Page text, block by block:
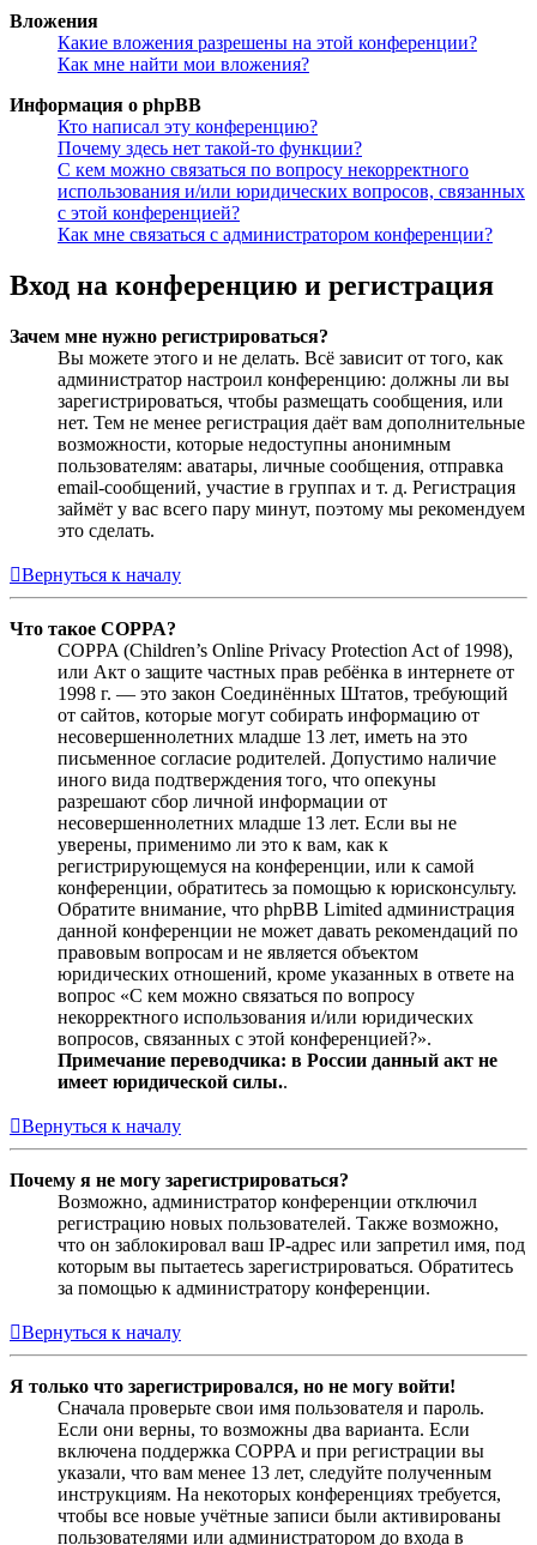
Вложения
Какие вложения разрешены на этой конференции?
Как мне найти мои вложения?
Информация о phpBB
Кто написал эту конференцию?
Почему здесь нет такой-то функции?
С кем можно связаться по вопросу некорректного
использования и/или юридических вопросов, связанных
с этой конференцией?
Как мне связаться с администратором конференции?
Вход на конференцию и регистрация
Зачем мне нужно регистрироваться?
Вы можете этого и не делать. Всё зависит от того, как
администратор настроил конференцию: должны ли вы
зарегистрироваться, чтобы размещать сообщения, или
нет. Тем не менее регистрация даёт вам дополнительные
возможности, которые недоступны анонимным
пользователям: аватары, личные сообщения, отправка
email-сообщений, участие в группах и т. д. Регистрация
займёт у вас всего пару минут, поэтому мы рекомендуем
это сделать.
Вернуться к началу
Что такое COPPA?
COPPA (Children’s Online Privacy Protection Act of 1998),
или Акт о защите частных прав ребёнка в интернете от
1998 г. — это закон Соединённых Штатов, требующий
от сайтов, которые могут собирать информацию от
несовершеннолетних младше 13 лет, иметь на это
письменное согласие родителей. Допустимо наличие
иного вида подтверждения того, что опекуны
разрешают сбор личной информации от
несовершеннолетних младше 13 лет. Если вы не
уверены, применимо ли это к вам, как к
регистрирующемуся на конференции, или к самой
конференции, обратитесь за помощью к юрисконсульту.
Обратите внимание, что phpBB Limited администрация
данной конференции не может давать рекомендаций по
правовым вопросам и не является объектом
юридических отношений, кроме указанных в ответе на
вопрос «С кем можно связаться по вопросу
некорректного использования и/или юридических
вопросов, связанных с этой конференцией?».
Примечание переводчика: в России данный акт не
имеет юридической силы..
Вернуться к началу
Почему я не могу зарегистрироваться?
Возможно, администратор конференции отключил
регистрацию новых пользователей. Также возможно,
что он заблокировал ваш IP-адрес или запретил имя, под
которым вы пытаетесь зарегистрироваться. Обратитесь
за помощью к администратору конференции.
Вернуться к началу
Я только что зарегистрировался, но не могу войти!
Сначала проверьте свои имя пользователя и пароль.
Если они верны, то возможны два варианта. Если
включена поддержка COPPA и при регистрации вы
указали, что вам менее 13 лет, следуйте полученным
инструкциям. На некоторых конференциях требуется,
чтобы все новые учётные записи были активированы
пользователями или администратором до входа в